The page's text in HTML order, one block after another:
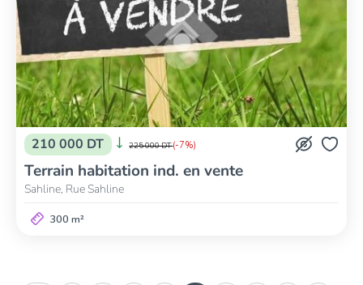
210 000 DT 225 000 DT(-7%)
Terrain habitation ind. en vente
Sahline, Rue Sahline
300 m²